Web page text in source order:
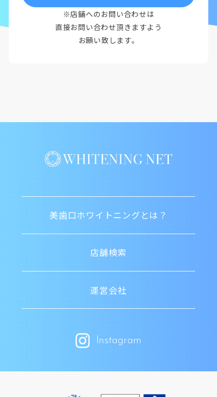
※店舗へのお問い合わせは
直接お問い合わせ頂きますよう
お願い致します。
美歯口ホワイトニングとは？
店舗検索
運営会社
Instagram